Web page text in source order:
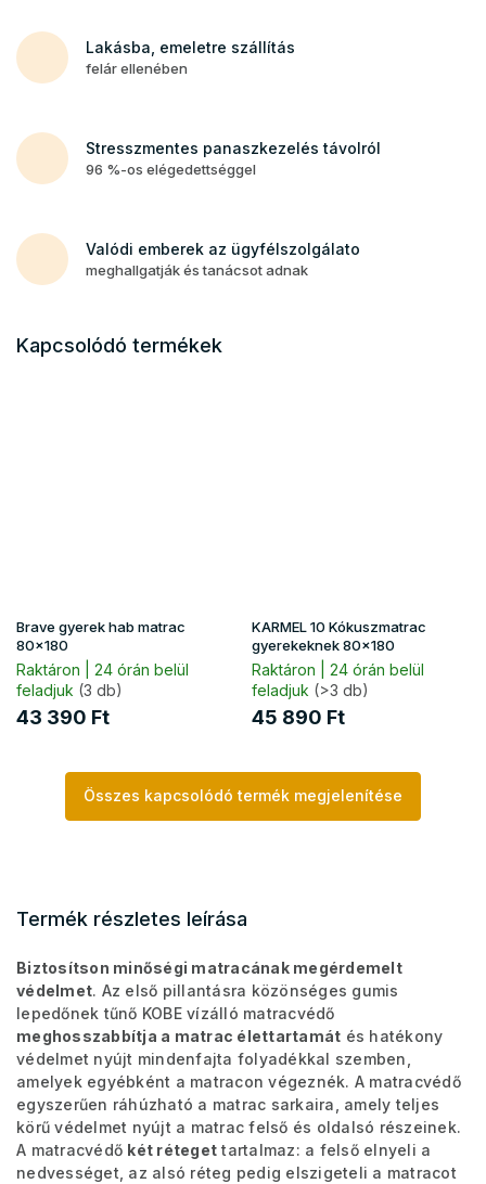
Lakásba, emeletre szállítás
felár ellenében
Stresszmentes panaszkezelés távolról
96 %-os elégedettséggel
Valódi emberek az ügyfélszolgálato
meghallgatják és tanácsot adnak
Kapcsolódó termékek
Brave gyerek hab matrac
80x180
Raktáron | 24 órán belül
feladjuk (3 db)
43 390 Ft
KARMEL 10 Kókuszmatrac
gyerekeknek 80x180
Raktáron | 24 órán belül
feladjuk (>3 db)
45 890 Ft
Összes kapcsolódó termék megjelenítése
Termék részletes leírása
Biztosítson minőségi matracának megérdemelt
védelmet. Az első pillantásra közönséges gumis
lepedőnek tűnő KOBE vízálló matracvédő
meghosszabbítja a matrac élettartamát és hatékony
védelmet nyújt mindenfajta folyadékkal szemben,
amelyek egyébként a matracon végeznék. A matracvédő
egyszerűen ráhúzható a matrac sarkaira, amely teljes
körű védelmet nyújt a matrac felső és oldalsó részeinek.
A matracvédő két réteget tartalmaz: a felső elnyeli a
nedvességet, az alsó réteg pedig elszigeteli a matracot